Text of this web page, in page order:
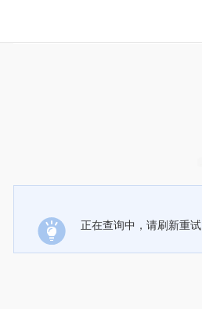
正在查询中，请刷新重试